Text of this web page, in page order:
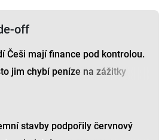
off
Češi mají finance pod kontrolou.
jim chybí peníze na zážitky
stavby podpořily červnový